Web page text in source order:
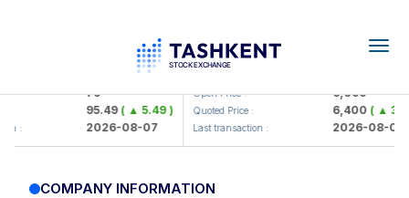
79
95.49( ▲ 5.49 )
2026-08-07
UZMK (<O'zmetkombinat> AJ)
Open Price : 6,099
Quoted Price : 6,400( ▲
Last transaction : 2026-08-07
COMPANY INFORMATION